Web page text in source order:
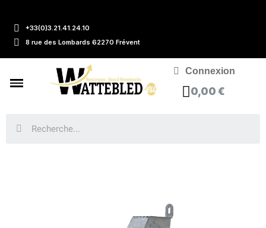
+33(0)3.21.41.24.10
8 rue des Lombards 62270 Frévent
Connexion
0,00 €